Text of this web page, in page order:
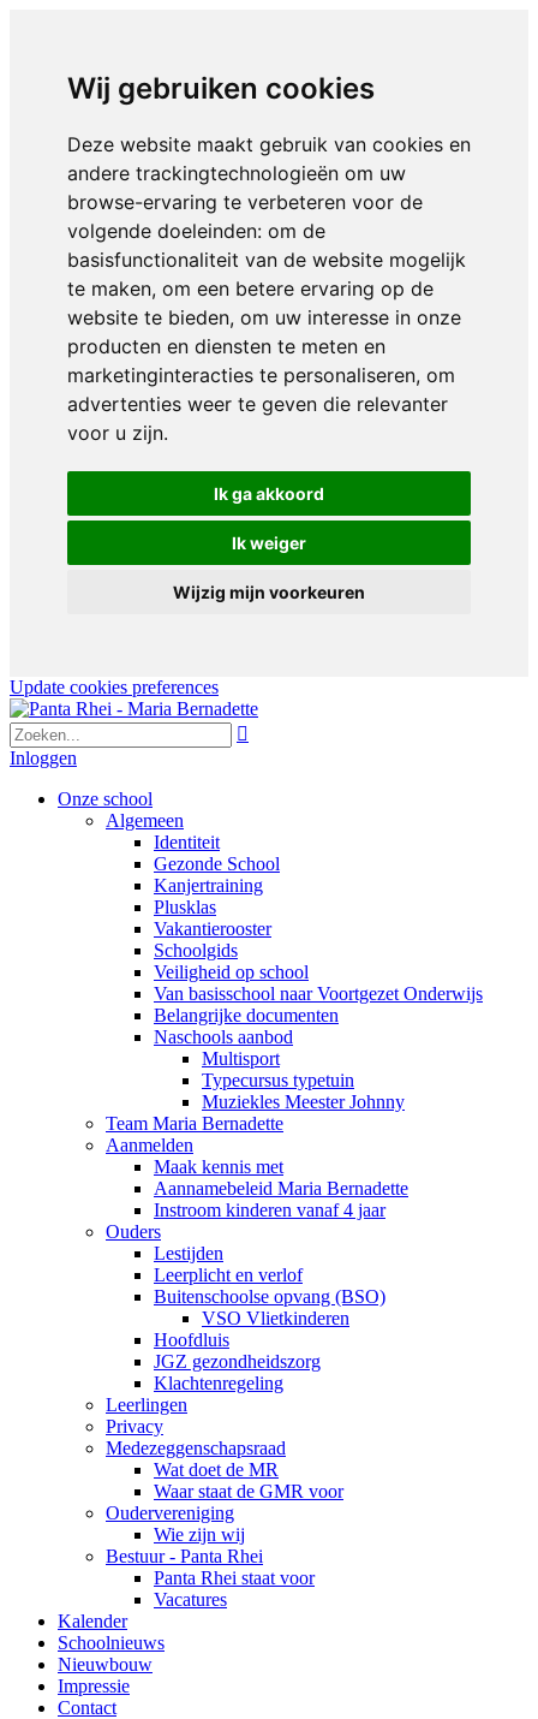
Wij gebruiken cookies
Deze website maakt gebruik van cookies en
andere trackingtechnologieën om uw
browse-ervaring te verbeteren voor de
volgende doeleinden: om de
basisfunctionaliteit van de website mogelijk
te maken, om een betere ervaring op de
website te bieden, om uw interesse in onze
producten en diensten te meten en
marketinginteracties te personaliseren, om
advertenties weer te geven die relevanter
voor u zijn.
Ik ga akkoord
Ik weiger
Wijzig mijn voorkeuren
Update cookies preferences

Inloggen
Onze school
Algemeen
Identiteit
Gezonde School
Kanjertraining
Plusklas
Vakantierooster
Schoolgids
Veiligheid op school
Van basisschool naar Voortgezet Onderwijs
Belangrijke documenten
Naschools aanbod
Multisport
Typecursus typetuin
Muziekles Meester Johnny
Team Maria Bernadette
Aanmelden
Maak kennis met
Aannamebeleid Maria Bernadette
Instroom kinderen vanaf 4 jaar
Ouders
Lestijden
Leerplicht en verlof
Buitenschoolse opvang (BSO)
VSO Vlietkinderen
Hoofdluis
JGZ gezondheidszorg
Klachtenregeling
Leerlingen
Privacy
Medezeggenschapsraad
Wat doet de MR
Waar staat de GMR voor
Oudervereniging
Wie zijn wij
Bestuur - Panta Rhei
Panta Rhei staat voor
Vacatures
Kalender
Schoolnieuws
Nieuwbouw
Impressie
Contact